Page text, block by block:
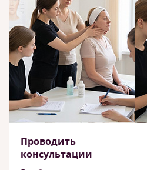
Проводить
консультации